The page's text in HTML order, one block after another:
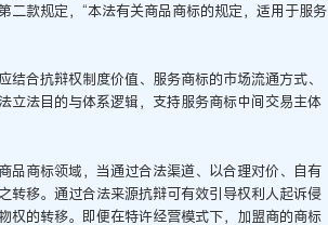
款规定，“本法有关商品商标的规定，适用于服务
合抗辩权制度价值、服务商标的市场流通方式、
立法目的与体系逻辑，支持服务商标中间交易主体
品商标领域，当通过合法渠道、以合理对价、自有
转移。通过合法来源抗辩可有效引导权利人起诉侵
权的转移。即便在特许经营模式下，加盟商的商标